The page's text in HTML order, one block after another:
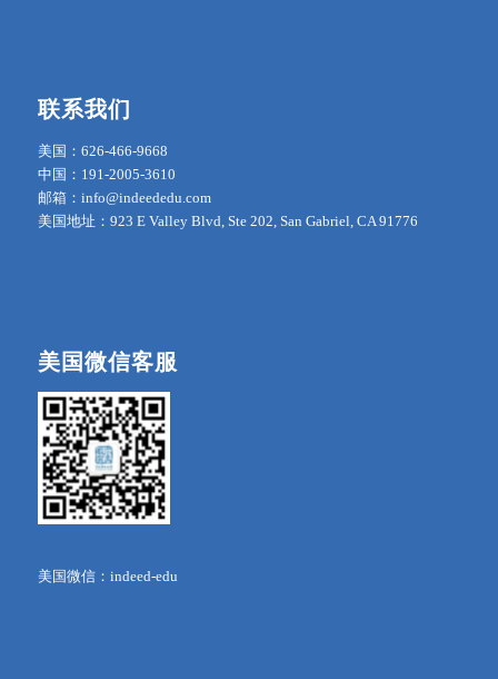
联系我们
美国：626-466-9668
中国：191-2005-3610
邮箱：info@indeededu.com
美国地址：923 E Valley Blvd, Ste 202, San Gabriel, CA 91776
美国微信客服
美国微信：indeed-edu